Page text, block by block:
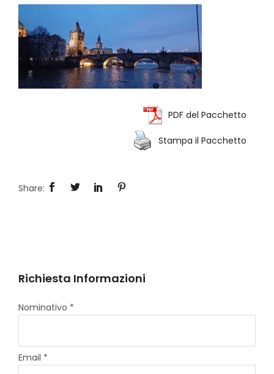
PDF del Pacchetto
Stampa il Pacchetto
Richiesta Informazioni
Nominativo *
Email *